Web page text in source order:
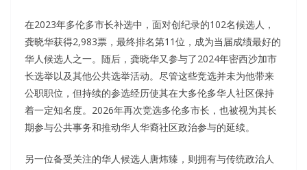
在2023年多伦多市长补选中，面对创纪录的102名候选人，
龚晓华获得2,983票，最终排名第11位，成为当届成绩最好的
华人候选人之一。随后，龚晓华又参与了2024年密西沙加市
长选举以及其他公共选举活动。尽管这些竞选并未为他带来
公职职位，但持续的参选经历使其在大多伦多华人社区保持
着一定知名度。2026年再次竞选多伦多市长，也被视为其长
期参与公共事务和推动华人华裔社区政治参与的延续。
另一位备受关注的华人候选人唐炜臻，则拥有与传统政治人